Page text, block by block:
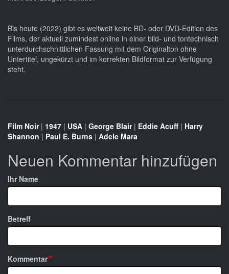
Bis heute (2022) gibt es weltweit keine BD- oder DVD-Edition des
Films, der aktuell zumindest online in einer bild- und tontechnisch
unterdurchschnittlichen Fassung mit dem Originalton ohne
Untertitel, ungekürzt und im korrekten Bildformat zur Verfügung
steht.
Film Noir| 1947 | USA | George Blair| Eddie Acuff | Harry
Shannon | Paul E. Burns | Adele Mara
Neuen Kommentar hinzufügen
Ihr Name
Betreff
Kommentar